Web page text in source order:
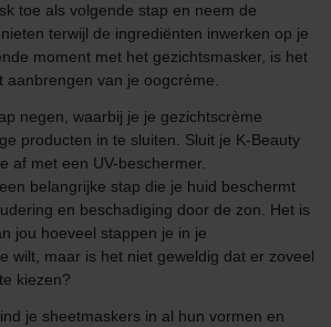
toe als volgende stap en neem de
terwijl de ingrediënten inwerken op je
moment met het gezichtsmasker, is het
van je oogcrème.
negen, waarbij je je gezichtscrème
producten in te sluiten. Sluit je K-Beauty
af met een UV-beschermer.
belangrijke stap die je huid beschermt
en beschadiging door de zon. Het is
jou hoeveel stappen je in je
wilt, maar is het niet geweldig dat er zoveel
kiezen?
je sheetmaskers in al hun vormen en